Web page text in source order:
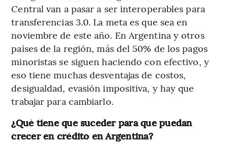
Central van a pasar a ser interoperables para
transferencias 3.0. La meta es que sea en
noviembre de este año. En Argentina y otros
países de la región, más del 50% de los pagos
minoristas se siguen haciendo con efectivo, y
eso tiene muchas desventajas de costos,
desigualdad, evasión impositiva, y hay que
trabajar para cambiarlo.
¿Qué tiene que suceder para que puedan
crecer en crédito en Argentina?